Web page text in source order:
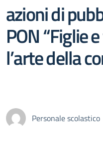
azioni di
PON “Figlie
l’arte della
Personale scolastico